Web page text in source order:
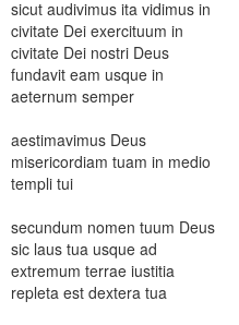
sicut audivimus ita vidimus in
civitate Dei exercituum in
civitate Dei nostri Deus
fundavit eam usque in
aeternum semper
aestimavimus Deus
misericordiam tuam in medio
templi tui
secundum nomen tuum Deus
sic laus tua usque ad
extremum terrae iustitia
repleta est dextera tua